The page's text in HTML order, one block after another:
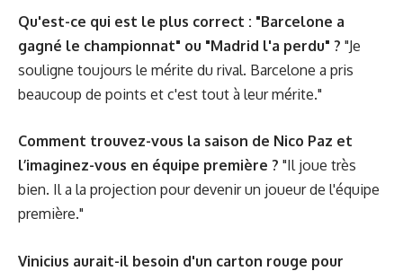
Qu'est-ce qui est le plus correct : "Barcelone a
gagné le championnat" ou "Madrid l'a perdu" ? "Je
souligne toujours le mérite du rival. Barcelone a pris
beaucoup de points et c'est tout à leur mérite."
Comment trouvez-vous la saison de Nico Paz et
l’imaginez-vous en équipe première ? "Il joue très
bien. Il a la projection pour devenir un joueur de l'équipe
première."
Vinicius aurait-il besoin d'un carton rouge pour